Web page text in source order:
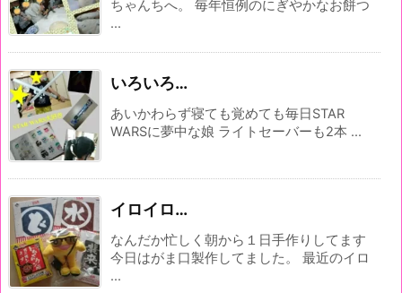
ちゃんちへ。 毎年恒例のにぎやかなお餅つ
...
いろいろ…
あいかわらず寝ても覚めても毎日STAR
WARSに夢中な娘 ライトセーバーも2本 ...
イロイロ…
なんだか忙しく朝から１日手作りしてます
今日はがま口製作してました。 最近のイロ
...